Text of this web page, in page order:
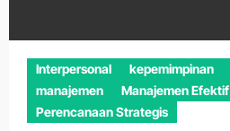
Interpersonal kepemimpinan
manajemen
Manajemen Efektif
Perencanaan Strategis